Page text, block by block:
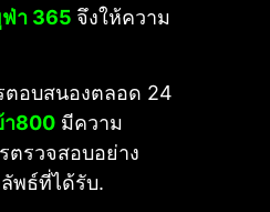
ฟ่า 365 จึงให้ความ
ตอบสนองตลอด 24
า800 มีความ
ตรวจสอบอย่าง
พธ์ที่ได้รับ.